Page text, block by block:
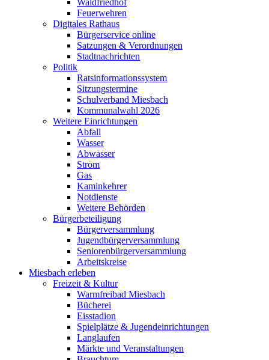
Waldfriedhof
Feuerwehren
Digitales Rathaus
Bürgerservice online
Satzungen & Verordnungen
Stadtnachrichten
Politik
Ratsinformationssystem
Sitzungstermine
Schulverband Miesbach
Kommunalwahl 2026
Weitere Einrichtungen
Abfall
Wasser
Abwasser
Strom
Gas
Kaminkehrer
Notdienste
Weitere Behörden
Bürgerbeteiligung
Bürgerversammlung
Jugendbürgerversammlung
Seniorenbürgerversammlung
Arbeitskreise
Miesbach erleben
Freizeit & Kultur
Warmfreibad Miesbach
Bücherei
Eisstadion
Spielplätze & Jugendeinrichtungen
Langlaufen
Märkte und Veranstaltungen